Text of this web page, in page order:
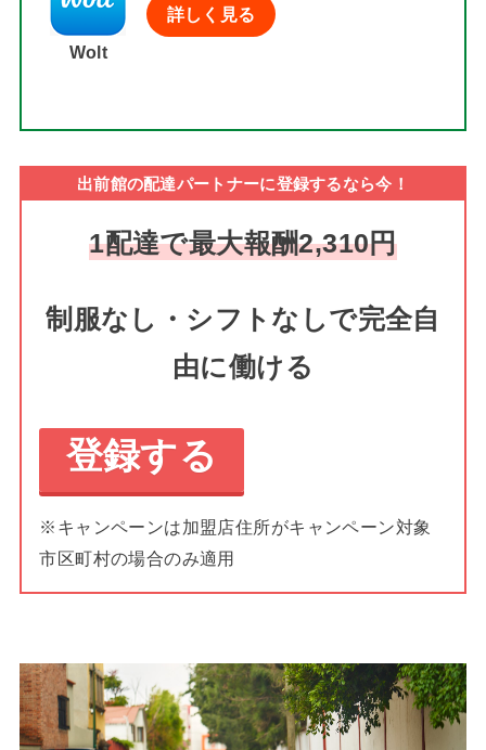
Wolt
詳しく見る
出前館の配達パートナーに登録するなら今！
1配達で最大報酬2,310円
制服なし・シフトなしで完全自
由に働ける
登録する
※キャンペーンは加盟店住所がキャンペーン対象
市区町村の場合のみ適用